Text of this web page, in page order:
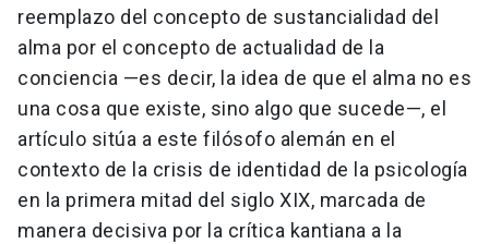
reemplazo del concepto de sustancialidad del
alma por el concepto de actualidad de la
conciencia —es decir, la idea de que el alma no es
una cosa que existe, sino algo que sucede—, el
artículo sitúa a este filósofo alemán en el
contexto de la crisis de identidad de la psicología
en la primera mitad del siglo XIX, marcada de
manera decisiva por la crítica kantiana a la